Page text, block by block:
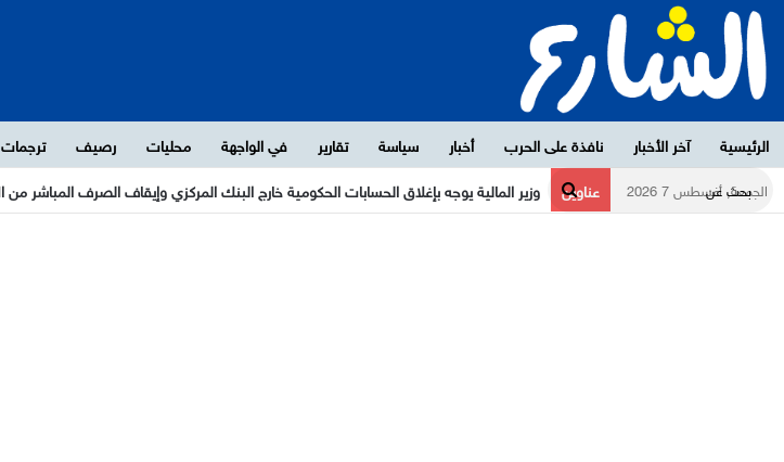
الرئيسية آخر الأخبار نافذة على الحرب أخبار سياسة تقارير في الواجهة محليات رصيف ترجمات
بحث
الجمعة, أغسطس 7 2026 عناوين مليشيا الحوثي تتمسك باشتراطاتها لتمديد الهدنة المنتهية وتتوعد بالتصعيد العسكري